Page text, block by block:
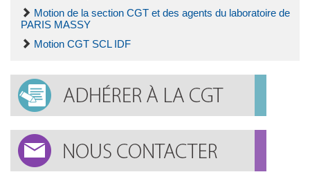
Motion de la section CGT et des agents du laboratoire de
PARIS MASSY
Motion CGT SCL IDF